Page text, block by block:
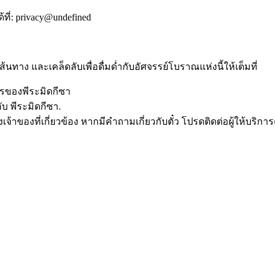
ที่: privacy@undefined
นทาง และเคล็ดลับเพื่อดื่มด่ำกับอัศจรรย์โบราณแห่งนี้ให้เต็มที่
ของพีระมิดกีซา
บ พีระมิดกีซา.
าของที่เกี่ยวข้อง หากมีคำถามเกี่ยวกับตั๋ว โปรดติดต่อผู้ให้บริการ